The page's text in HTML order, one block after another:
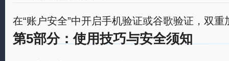
在“账户安全”中开启手机验证或谷歌验证，双
第5部分：使用技巧与安全须知